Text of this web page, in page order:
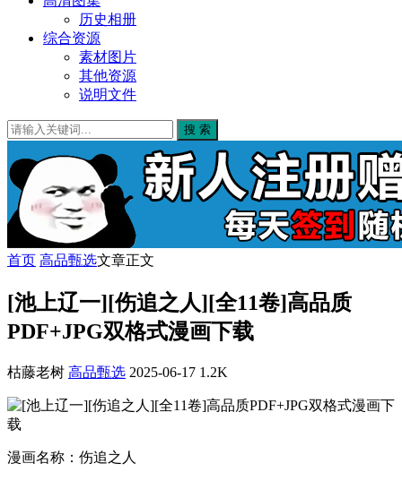
历史相册
综合资源
素材图片
其他资源
说明文件
搜 索
首页 高品甄选文章正文
[池上辽一][伤追之人][全11卷]高品质
PDF+JPG双格式漫画下载
枯藤老树 高品甄选 2025-06-17 1.2K
漫画名称：伤追之人